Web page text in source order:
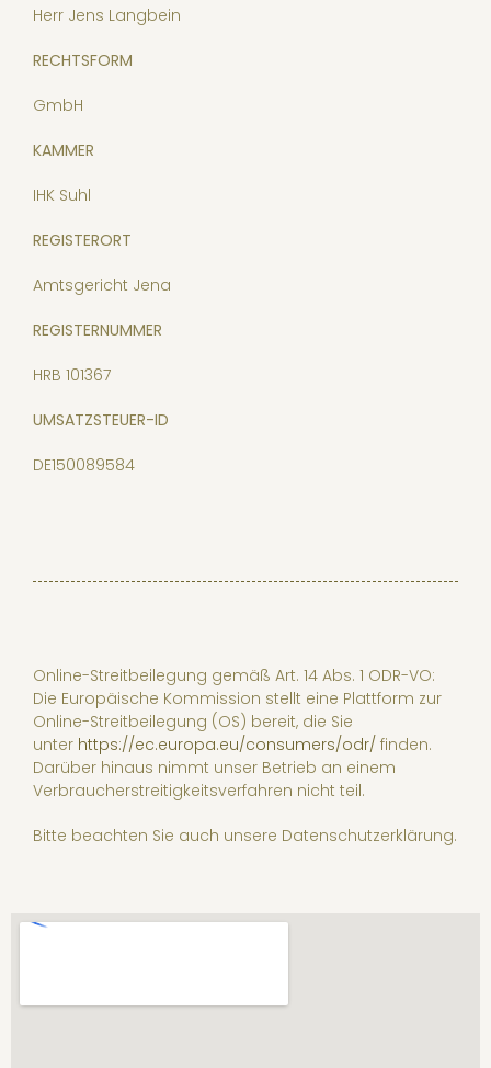
Herr Jens Langbein
RECHTSFORM
GmbH
KAMMER
IHK Suhl
REGISTERORT
Amtsgericht Jena
REGISTERNUMMER
HRB 101367
UMSATZSTEUER-ID
DE150089584
Online-Streitbeilegung gemäß Art. 14 Abs. 1 ODR-VO:
Die Europäische Kommission stellt eine Plattform zur
Online-Streitbeilegung (OS) bereit, die Sie
unter https://ec.europa.eu/consumers/odr/ finden.
Darüber hinaus nimmt unser Betrieb an einem
Verbraucherstreitigkeitsverfahren nicht teil.
Bitte beachten Sie auch unsere Datenschutzerklärung.